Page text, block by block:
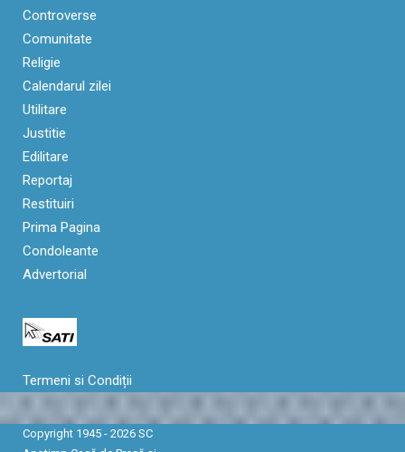
Controverse
Comunitate
Religie
Calendarul zilei
Utilitare
Justitie
Edilitare
Reportaj
Restituiri
Prima Pagina
Condoleante
Advertorial
Termeni si Condiții
Copyright 1945 - 2026 SC